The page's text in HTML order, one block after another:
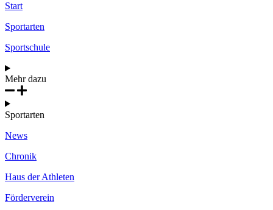
Start
Sportarten
Sportschule
Mehr dazu
Sportarten
News
Chronik
Haus der Athleten
Förderverein